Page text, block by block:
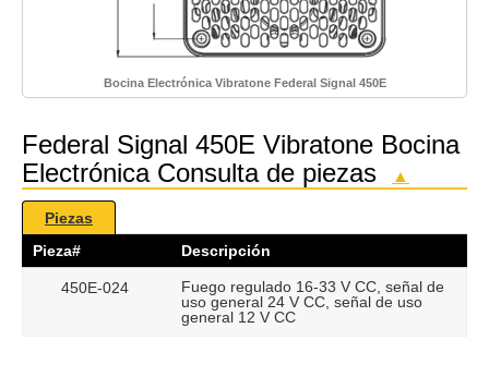
Bocina Electrónica Vibratone Federal Signal 450E
Federal Signal 450E Vibratone Bocina
Electrónica Consulta de piezas
▲
Piezas
Pieza#
Descripción
450E-024
Fuego regulado 16-33 V CC, señal de
uso general 24 V CC, señal de uso
general 12 V CC